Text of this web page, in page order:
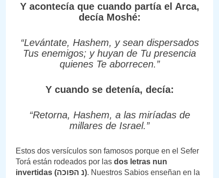
Y acontecía que cuando partía el Arca,
decía Moshé:
“Levántate, Hashem, y sean dispersados
Tus enemigos; y huyan de Tu presencia
quienes Te aborrecen.”
Y cuando se detenía, decía:
“Retorna, Hashem, a las miríadas de
millares de Israel.”
Estos dos versículos son famosos porque en el Sefer
Torá están rodeados por las dos letras nun
invertidas (
נ הפוכה). Nuestros Sabios enseñan en la